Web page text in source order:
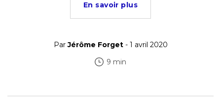
En savoir plus
ParJérôme Forget- 1 avril 2020
9 min